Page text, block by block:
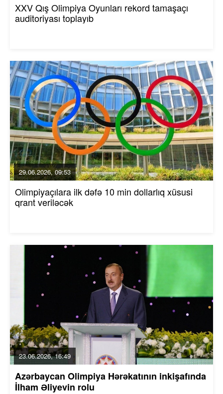
XXV Qış Olimpiya Oyunları rekord tamaşaçı
auditoriyası toplayıb
29.06.2026, 09:53
Olimpiyaçılara ilk dəfə 10 min dollarlıq xüsusi
qrant veriləcək
23.06.2026, 16:49
Azərbaycan Olimpiya Hərəkatının inkişafında
İlham Əliyevin rolu